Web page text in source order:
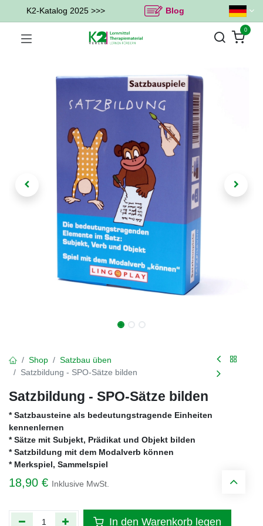
K2-Katalog 2025 >>> Blog
0
Shop
Satzbau üben
Satzbildung - SPO-Sätze bilden
Satzbildung - SPO-Sätze bilden
* Satzbausteine als bedeutungstragende Einheiten
kennenlernen
* Sätze mit Subjekt, Prädikat und Objekt bilden
* Satzbildung mit dem Modalverb können
* Merkspiel, Sammelspiel
18,90 € Inklusive MwSt.
In den Warenkorb legen